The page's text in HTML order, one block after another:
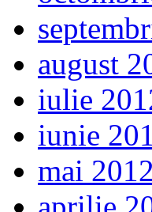
august
iulie
iunie
mai 2012